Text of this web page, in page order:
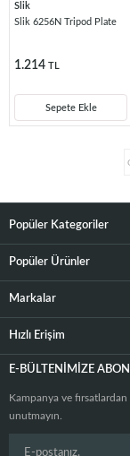
Slik
Slik 6256N Tripod Plate
1.214 TL
Sepete Ekle
Popüler Kategoriler
Popüler Ürünler
Markalar
Hızlı Erişim
E-BÜLTENIMIZE
Kampanya ve
unutmayın.